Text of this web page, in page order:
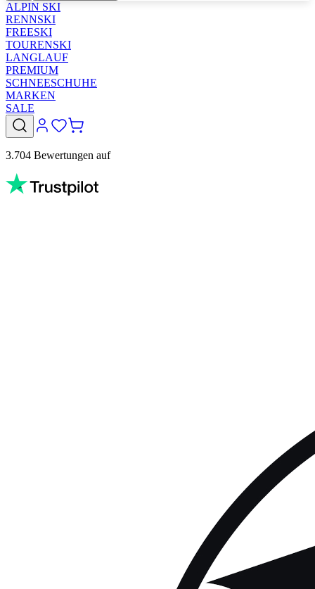
ALPIN SKI
RENNSKI
FREESKI
TOURENSKI
LANGLAUF
PREMIUM
SCHNEESCHUHE
MARKEN
SALE
3.704 Bewertungen auf